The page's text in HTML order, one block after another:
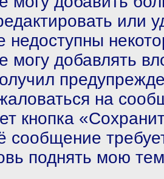
или
недоступны
могу добавлять
на
кнопка
сообщение
поднять мою